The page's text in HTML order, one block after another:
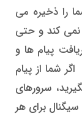
را ذخیره می
نمی کند و حتی
پیام ها و
شما از پیام
سرورهای
سیگنال برای هر